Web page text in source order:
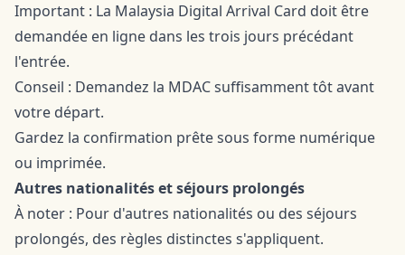
Important : La Malaysia Digital Arrival Card doit être
demandée en ligne dans les trois jours précédant
l'entrée.
Conseil : Demandez la MDAC suffisamment tôt avant
votre départ.
Gardez la confirmation prête sous forme numérique
ou imprimée.
Autres nationalités et séjours prolongés
À noter : Pour d'autres nationalités ou des séjours
prolongés, des règles distinctes s'appliquent.